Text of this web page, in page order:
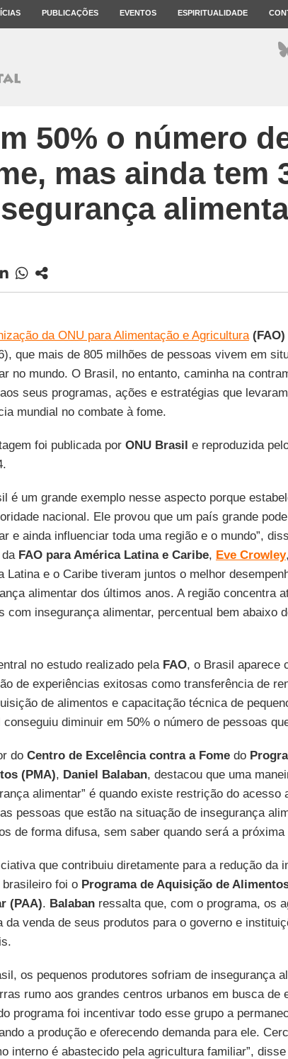
PUBLICAÇÕES EVENTOS ESPIRITUALIDADE
50% o número
mas ainda tem
da ONU para Alimentação e Agricultura(FAO)
que mais de 805 milhões de pessoas vivem em
no mundo. O Brasil, no entanto, caminha na
seus programas, ações e estratégias que
mundial no combate à fome.
foi publicada por ONU Brasil e reproduzida
é um grande exemplo nesse aspecto porque
nacional. Ele provou que um país grande
e ainda influenciar toda uma região e o mundo”,
da FAO para América Latina e Caribe, Eve Crowley
Latina e o Caribe tiveram juntos o melhor
alimentar dos últimos anos. A região concentra
com insegurança alimentar, percentual bem abaixo
no estudo realizado pela FAO, o Brasil aparece
de experiências exitosas como transferência de
de alimentos e capacitação técnica de
conseguiu diminuir em 50% o número de pessoas
do Centro de Excelência contra a Fomedo
(PMA), Daniel Balaban, destacou que uma
alimentar” é quando existe restrição do acesso
pessoas que estão na situação de insegurança
de forma difusa, sem saber quando será a próxima
que contribuiu diretamente para a redução da
brasileiro foi o Programa de Aquisição de
(PAA). Balabanressalta que, com o programa, os
da venda de seus produtos para o governo e
os pequenos produtores sofriam de insegurança
rumo aos grandes centros urbanos em busca de
programa foi incentivar todo esse grupo a
a produção e oferecendo demanda para ele.
interno é abastecido pela agricultura familiar”,